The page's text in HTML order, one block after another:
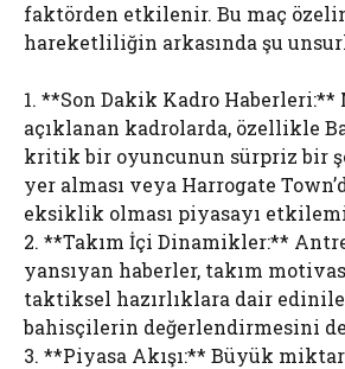
faktörden etkilenir. Bu maç
hareketliliğin arkasında şu
1. **Son Dakik Kadro Haberleri:**
açıklanan kadrolarda, özellikle
kritik bir oyuncunun sürpriz bir
yer alması veya Harrogate
eksiklik olması piyasayı
2. **Takım İçi Dinamikler:**
yansıyan haberler, takım
taktiksel hazırlıklara dair
bahisçilerin değerlendirmesini
3. **Piyasa Akışı:** Büyük